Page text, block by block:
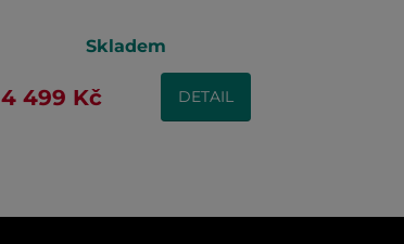
Skladem
4 499 Kč DETAIL